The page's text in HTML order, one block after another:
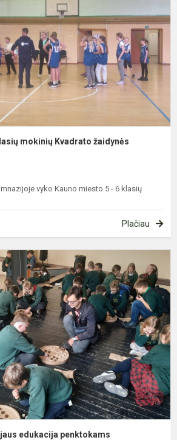
mokinių Kvadrato žaidynės
vyko Kauno miesto 5 - 6 klasių
Plačiau
edukacija penktokams